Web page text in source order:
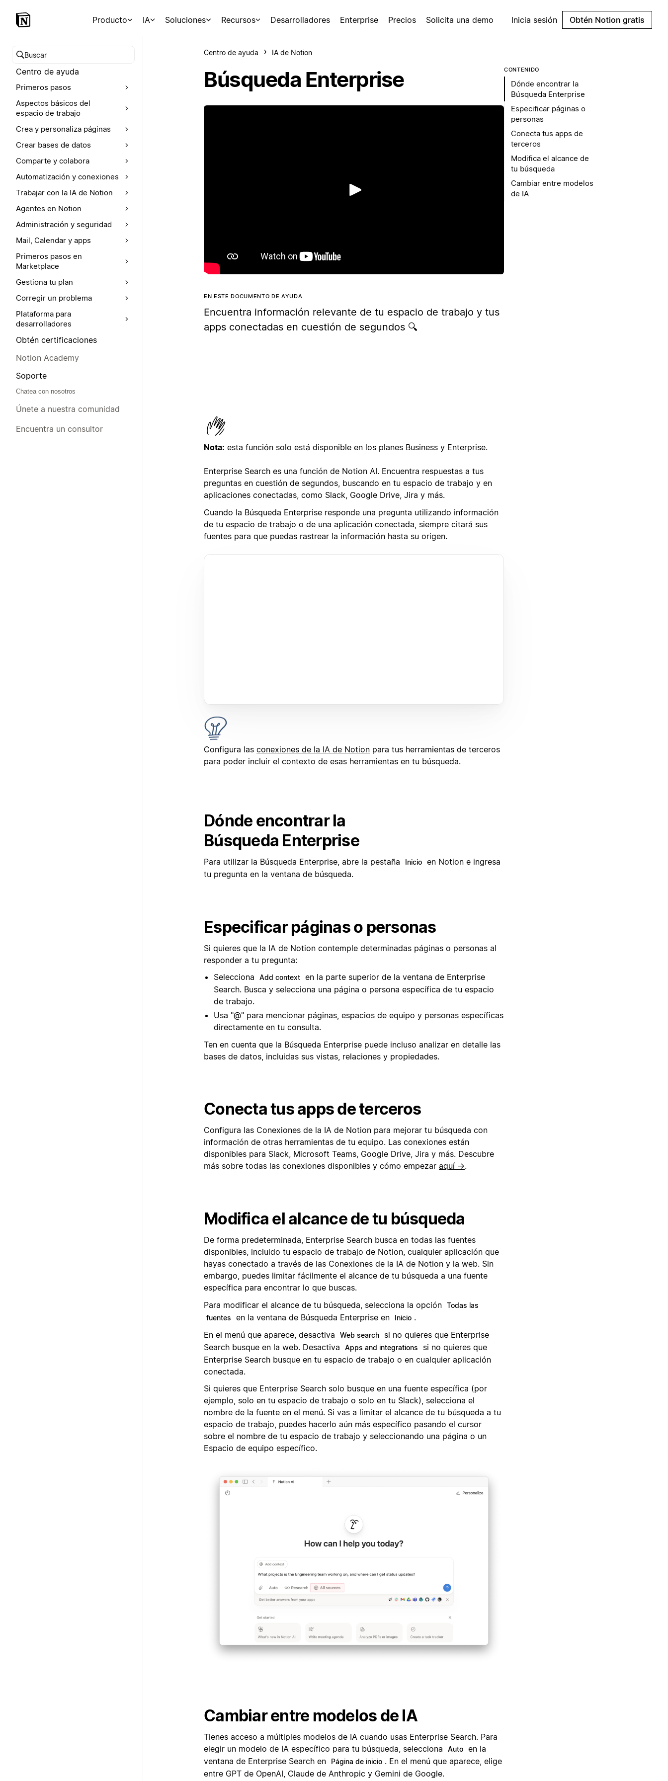
Producto IA Soluciones Recursos Desarrolladores Enterprise Precios Solicita una demo Inicia sesión Obtén Notion gratis
Buscar en el Centro de ayuda
Centro de ayuda
Primeros pasos
Aspectos básicos del
espacio de trabajo
Crea y personaliza páginas
Crear bases de datos
Comparte y colabora
Automatización y conexiones
Trabajar con la IA de Notion
Agentes en Notion
Administración y seguridad
Mail, Calendar y apps
Primeros pasos en
Marketplace
Gestiona tu plan
Corregir un problema
Plataforma para
desarrolladores
Obtén certificaciones
Notion Academy
Soporte
Chatea con nosotros
Únete a nuestra comunidad
Encuentra un consultor
Centro de ayuda IA de Notion
Búsqueda Enterprise
Reproducir
EN ESTE DOCUMENTO DE AYUDA
Encuentra información relevante de tu espacio de trabajo y tus
apps conectadas en cuestión de segundos 🔍
Nota: esta función solo está disponible en los planes Business y Enterprise.
Enterprise Search es una función de Notion AI. Encuentra respuestas a tus
preguntas en cuestión de segundos, buscando en tu espacio de trabajo y en
aplicaciones conectadas, como Slack, Google Drive, Jira y más.
Cuando la Búsqueda Enterprise responde una pregunta utilizando información
de tu espacio de trabajo o de una aplicación conectada, siempre citará sus
fuentes para que puedas rastrear la información hasta su origen.
Configura las conexiones de la IA de Notion para tus herramientas de terceros
para poder incluir el contexto de esas herramientas en tu búsqueda.
Dónde encontrar la
Búsqueda Enterprise
Para utilizar la Búsqueda Enterprise, abre la pestaña Inicio en Notion e ingresa
tu pregunta en la ventana de búsqueda.
Especificar páginas o personas
Si quieres que la IA de Notion contemple determinadas páginas o personas al
responder a tu pregunta:
Selecciona
Add context en la parte superior de la ventana de Enterprise
Search. Busca y selecciona una página o persona específica de tu espacio
de trabajo.
Usa "@" para mencionar páginas, espacios de equipo y personas específicas
directamente en tu consulta.
Ten en cuenta que la Búsqueda Enterprise puede incluso analizar en detalle las
bases de datos, incluidas sus vistas, relaciones y propiedades.
Conecta tus apps de terceros
Configura las Conexiones de la IA de Notion para mejorar tu búsqueda con
información de otras herramientas de tu equipo. Las conexiones están
disponibles para Slack, Microsoft Teams, Google Drive, Jira y más. Descubre
más sobre todas las conexiones disponibles y cómo empezar aquí →.
Modifica el alcance de tu búsqueda
De forma predeterminada, Enterprise Search busca en todas las fuentes
disponibles, incluido tu espacio de trabajo de Notion, cualquier aplicación que
hayas conectado a través de las Conexiones de la IA de Notion y la web. Sin
embargo, puedes limitar fácilmente el alcance de tu búsqueda a una fuente
específica para encontrar lo que buscas.
Para modificar el alcance de tu búsqueda, selecciona la opción Todas las
fuentes
en la ventana de Búsqueda Enterprise en Inicio .
En el menú que aparece, desactiva
Web search
si no quieres que Enterprise
Search busque en la web. Desactiva
Apps and integrations
si no quieres que
Enterprise Search busque en tu espacio de trabajo o en cualquier aplicación
conectada.
Si quieres que Enterprise Search solo busque en una fuente específica (por
ejemplo, solo en tu espacio de trabajo o solo en tu Slack), selecciona el
nombre de la fuente en el menú. Si vas a limitar el alcance de tu búsqueda a tu
espacio de trabajo, puedes hacerlo aún más específico pasando el cursor
sobre el nombre de tu espacio de trabajo y seleccionando una página o un
Espacio de equipo específico.
Cambiar entre modelos de IA
Tienes acceso a múltiples modelos de IA cuando usas Enterprise Search. Para
elegir un modelo de IA específico para tu búsqueda, selecciona
Auto en la
ventana de Enterprise Search en
Página de inicio . En el menú que aparece, elige
entre GPT de OpenAI, Claude de Anthropic y Gemini de Google.
CONTENIDO
Dónde encontrar la
Búsqueda Enterprise
Especificar páginas o
personas
Conecta tus apps de
terceros
Modifica el alcance de
tu búsqueda
Cambiar entre modelos
de IA